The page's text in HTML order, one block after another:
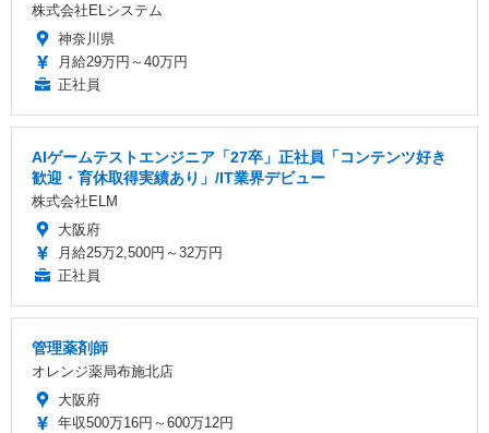
株式会社ELシステム
神奈川県
月給29万円～40万円
正社員
AIゲームテストエンジニア「27卒」正社員「コンテンツ好き
歓迎・育休取得実績あり」/IT業界デビュー
株式会社ELM
大阪府
月給25万2,500円～32万円
正社員
管理薬剤師
オレンジ薬局布施北店
大阪府
年収500万16円～600万12円